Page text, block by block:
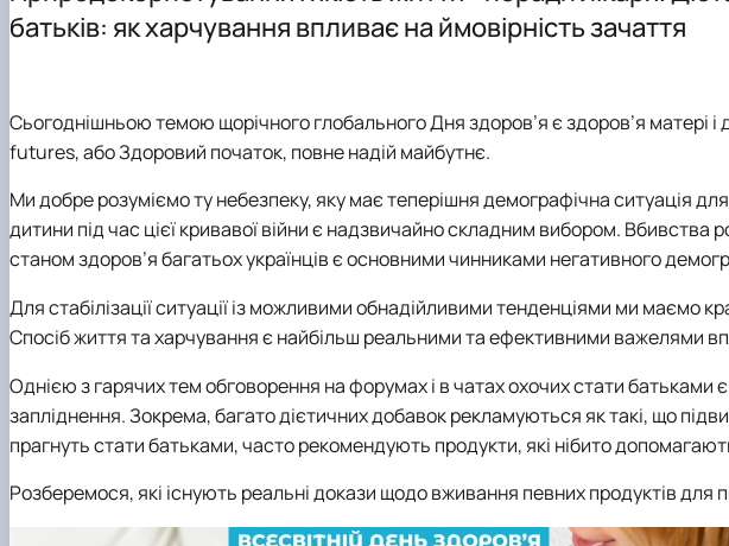
Відеородзинки
Матеріально-технічна база
Організація практик студентів
Робочі навчальні програми
ОПП "Технології зберігання та переробки риби і морепродуктів"
батьків: як харчування впливає на ймовірність зачаття
Сьогоднішньою темою щорічного глобального Дня здоров’я є здоров’я матері
futures, або Здоровий початок, повне надій майбутнє.
Ми добре розуміємо ту небезпеку, яку має теперішня демографічна ситуація
дитини під час цієї кривавої війни є надзвичайно складним вибором. Вбивства
станом здоров’я багатьох українців є основними чинниками негативного
Для стабілізації ситуації із можливими обнадійливими тенденціями ми маємо
Спосіб життя та харчування є найбільш реальними та ефективними важелями
Однією з гарячих тем обговорення на форумах і в чатах охочих стати батьками
запліднення. Зокрема, багато дієтичних добавок рекламуються як такі, що
прагнуть стати батьками, часто рекомендують продукти, які нібито
Розберемося, які існують реальні докази щодо вживання певних продуктів для